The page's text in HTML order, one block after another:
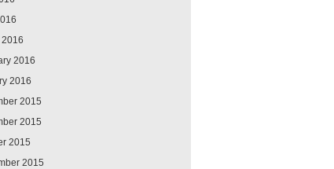
2016
2016
2016
2015
2015
2015
2015